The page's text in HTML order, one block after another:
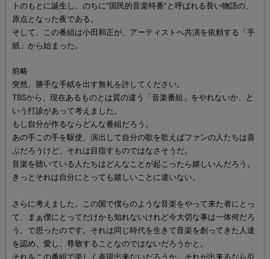
トのもとに誕生し、のちに“国民的音楽特番”と呼ばれる長い物語の、
原点となった夜である。
そして、この番組は小田和正が、アーティストへ共演を依頼する「手
紙」から始まった。
前略
突然、勝手な手紙を出す無礼を許してください。
TBSから、現在あるものとは質の違う「音楽番組」をやれないか、と
いう打診があって考えました。
もし自分が作るならどんな番組だろう。
あの手この手を駆使、演出して自分の歌を歌えばファンの人たちは喜
ぶだろうけど、それは目指すものではなさそうだ。
音楽を聴いている人たちはどんなことが起こったら嬉しいんだろう。
きっとそれは自分にとっても嬉しいことに違いない。
さらに考えました。この国で僕らのような音楽をやって来た者にとっ
て、まぁ僕にとってだけかも知れないけれど今大切な事は一体何だろ
う。で思ったのです。それは同じ時代を生きて音楽を創ってきた人達
を認め、愛し、尊敬することなのではないだろうかと。
それをこの番組で楽しく表現出来ないだろうか。それが出来るなら引